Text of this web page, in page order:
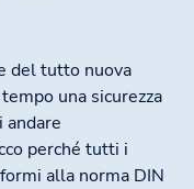
del tutto nuova
una sicurezza
perché tutti i
alla norma DIN